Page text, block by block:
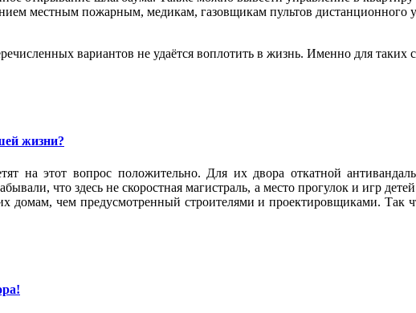
местным пожарным, медикам, газовщикам пультов дистанционного
вариантов не удаётся воплотить в жизнь. Именно для таких
жизни?
на этот вопрос положительно. Для их двора откатной
что здесь не скоростная магистраль, а место прогулок и игр
домам, чем предусмотренный строителями и проектировщиками. Так